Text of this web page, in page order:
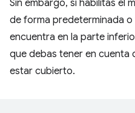
Sin embargo, si habilitas el
de forma predeterminada
encuentra en la parte
que debas tener en cuenta
estar cubierto.